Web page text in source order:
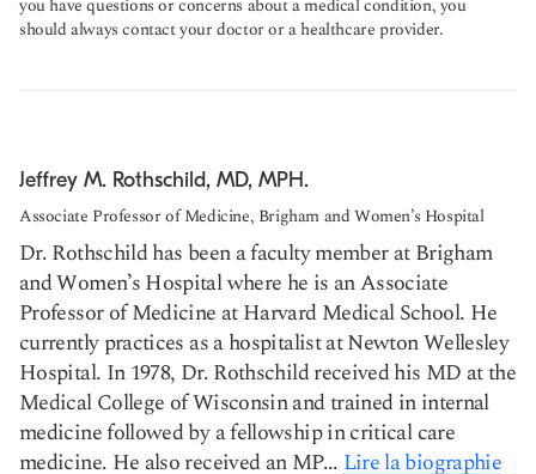
you have questions or concerns about a medical condition, you
should always contact your doctor or a healthcare provider.
Jeffrey M. Rothschild, MD, MPH.
Associate Professor of Medicine, Brigham and Women’s Hospital
Dr. Rothschild has been a faculty member at Brigham
and Women’s Hospital where he is an Associate
Professor of Medicine at Harvard Medical School. He
currently practices as a hospitalist at Newton Wellesley
Hospital. In 1978, Dr. Rothschild received his MD at the
Medical College of Wisconsin and trained in internal
medicine followed by a fellowship in critical care
medicine. He also received an MP... Lire la biographie